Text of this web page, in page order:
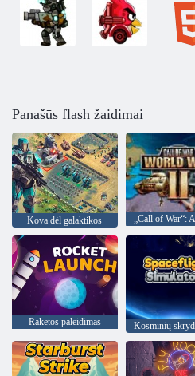
Panašūs flash žaidimai
Kova dėl galaktikos
Raketos paleidimas